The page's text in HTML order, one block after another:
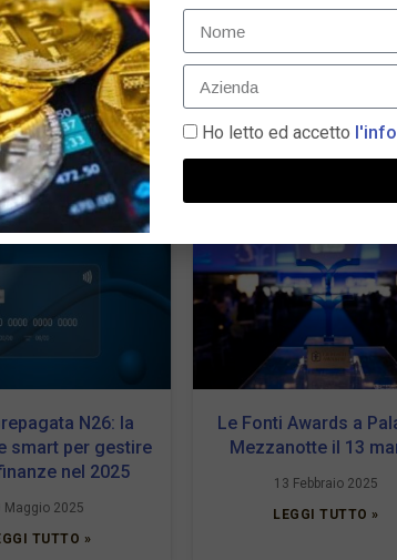
N26: la
smart per gestire
nel 2025
Maggio 2025
TUTTO »
Le Fonti Awards a
Mezzanotte il 13
13 Febbraio 2025
LEGGI TUTTO »
Ho letto ed accetto